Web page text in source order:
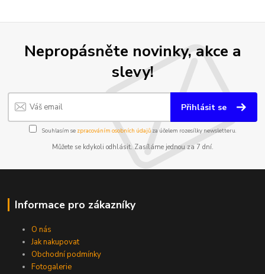
Nepropásněte novinky, akce a
slevy!
Přihlásit se
Souhlasím se zpracováním osobních údajůza účelem rozesílky newsletteru.
Můžete se kdykoli odhlásit. Zasíláme jednou za 7 dní.
Informace pro zákazníky
O nás
Jak nakupovat
Obchodní podmínky
Fotogalerie